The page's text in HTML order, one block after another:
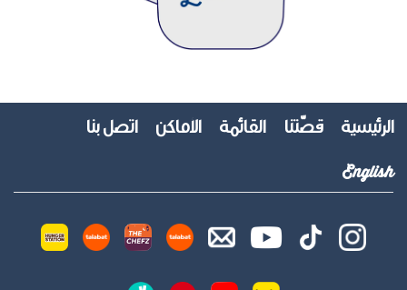
الرئيسية قصّتنا القائمة الأماكن اتصل بنا
English